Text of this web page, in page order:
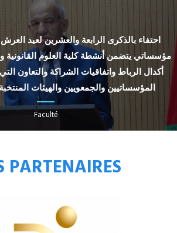
احتفاء بالذكرى الرابعة والعشرين لعيد
مؤسساتي يتضمن أنشطة كلية العلوم القانونية
أكدال الرباط واتفاقيات الشراكة والتعاون
المؤسساتيين والجمعويين والهيئات المنتخبة
Faculté
PARTENAIRES